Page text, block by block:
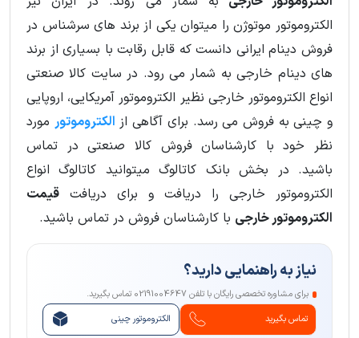
الکتروموتور موتوژن را میتوان یکی از برند های سرشناس در
فروش دینام ایرانی دانست که قابل رقابت با بسیاری از برند
های دینام خارجی به شمار می رود. در سایت کالا صنعتی
انواع الکتروموتور خارجی نظیر الکتروموتور آمریکایی، اروپایی
و چینی به فروش می رسد. برای آگاهی از الکتروموتور مورد
نظر خود با کارشناسان فروش کالا صنعتی در تماس
باشید. در بخش بانک کاتالوگ میتوانید کاتالوگ انواع
الکتروموتور خارجی را دریافت و برای دریافت قیمت
الکتروموتور خارجی با کارشناسان فروش در تماس باشید.
نیاز به راهنمایی دارید؟
برای مشاوره تخصصی رایگان با تلفن 02191004647 تماس بگیرید.
تماس بگیرید
الکتروموتور چینی